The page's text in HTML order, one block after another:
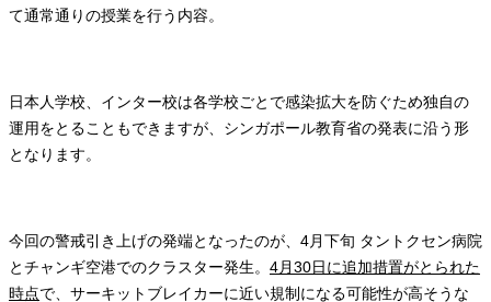
て通常通りの授業を行う内容。
日本人学校、インター校は各学校ごとで感染拡大を防ぐため独自の
運用をとることもできますが、シンガポール教育省の発表に沿う形
となります。
今回の警戒引き上げの発端となったのが、4月下旬 タントクセン病院
とチャンギ空港でのクラスター発生。 4月30日に追加措置がとられた
時点で、サーキットブレイカーに近い規制になる可能性が高そうな